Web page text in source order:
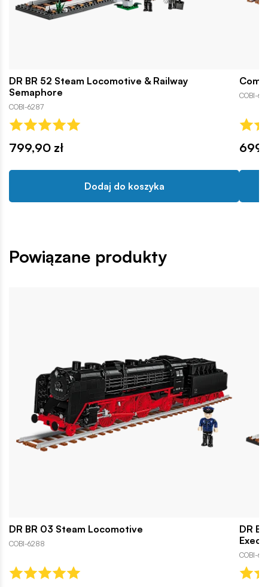
DR BR 52 Steam Locomotive & Railway
Semaphore
COBI-6287
799,90 zł
Dodaj do koszyka
COBI-
Powiązane produkty
DR BR 03 Steam Locomotive
COBI-6288
DR
COBI-